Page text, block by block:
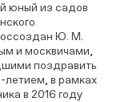
юный из садов
Ю. М.
и москвичами,
поздравить
летием, в рамках
в 2016 году